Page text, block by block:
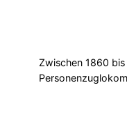
Zwischen 1860